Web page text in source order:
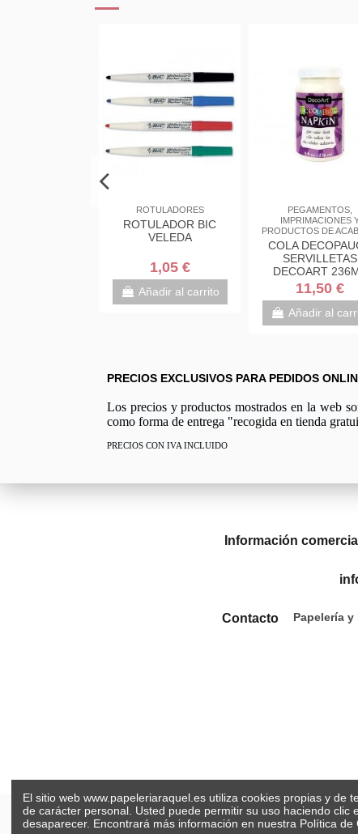
ROTULADORES
ROTULADOR BIC
VELEDA
1,05 €
Añadir al carrito
PEGAMENTOS,
IMPRIMACIONES
PRODUCTOS DE
COLA
SERVILLETAS
DECOART
11,50 €
Añadir al
PRECIOS EXCLUSIVOS PARA PEDIDOS
Los precios y productos mostrados en la web
como forma de entrega "recogida en tienda
PRECIOS CON IVA INCLUIDO
Información comercial
Contacto Papelería
El sitio web www.papeleriaraquel.es utiliza cookies propias y
de carácter personal. Usted puede permitir su uso haciendo
desaparecer. Encontrará más información en nuestra Política de